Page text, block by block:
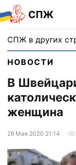
СПЖ
СПЖ в других
НОВОСТИ
В
женщина
26 Мая 2020 21:14